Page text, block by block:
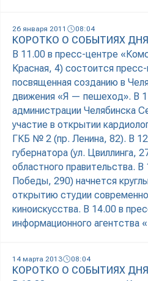
26 января 2011 08:04
КОРОТКО О СОБЫТИЯХ ДНЯ
В 11.00 в пресс-центре
Красная, 4) состоится
посвященная созданию в
движения «Я — пешеход». В
администрации Челябинска
участие в открытии
ГКБ № 2 (пр. Ленина, 82). В
губернатора (ул. Цвиллинга,
областного правительства.
Победы, 290) начнется
открытию студии
киноискусства. В 14.00 в
информационного агентства
14 марта 2013 08:04
КОРОТКО О СОБЫТИЯХ ДНЯ